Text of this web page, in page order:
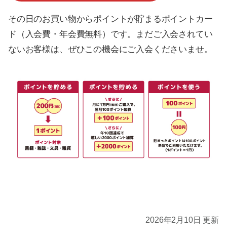
その日のお買い物からポイントが貯まるポイントカー
ド（入会費・年会費無料）です。まだご入会されてい
ないお客様は、ぜひこの機会にご入会くださいませ。
2026年2月10日 更新